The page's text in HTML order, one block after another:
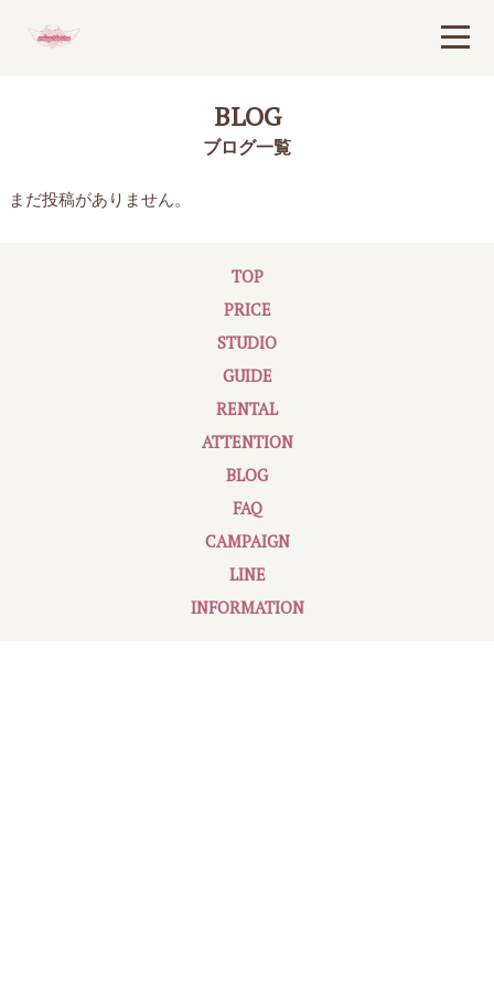
BLOG
ブログ一覧
まだ投稿がありません。
TOP
PRICE
STUDIO
GUIDE
RENTAL
ATTENTION
BLOG
FAQ
CAMPAIGN
LINE
INFORMATION